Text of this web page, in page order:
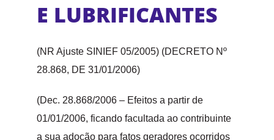
E LUBRIFICANTES
(NR Ajuste SINIEF 05/2005) (DECRETO Nº
28.868, DE 31/01/2006)
(Dec. 28.868/2006 – Efeitos a partir de
01/01/2006, ficando facultada ao contribuinte
a sua adoção para fatos geradores ocorridos